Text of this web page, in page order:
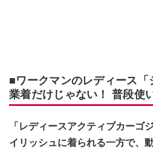
■ワークマンのレディース
業着だけじゃない！ 普段使
「レディースアクティブカーゴ
イリッシュに着られる一方で、